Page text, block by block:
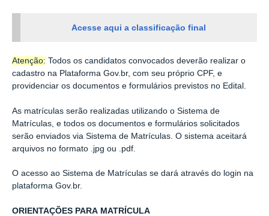
Acesse aqui a classificação final
Atenção: Todos os candidatos convocados deverão realizar o
cadastro na Plataforma Gov.br, com seu próprio CPF, e
providenciar os documentos e formulários previstos no Edital.
As matrículas serão realizadas utilizando o Sistema de
Matrículas, e todos os documentos e formulários solicitados
serão enviados via Sistema de Matrículas. O sistema aceitará
arquivos no formato .jpg ou .pdf.
O acesso ao Sistema de Matrículas se dará através do login na
plataforma Gov.br.
ORIENTAÇÕES PARA MATRÍCULA